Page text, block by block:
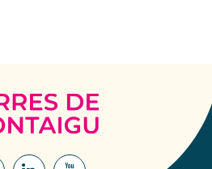
Terres
de
Montaigu